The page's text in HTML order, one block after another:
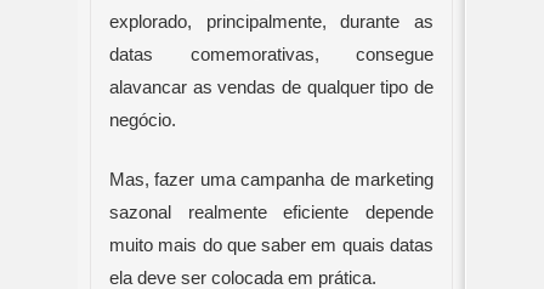
explorado, principalmente, durante as
datas comemorativas, consegue
alavancar as vendas de qualquer tipo de
negócio.
Mas, fazer uma campanha de marketing
sazonal realmente eficiente depende
muito mais do que saber em quais datas
ela deve ser colocada em prática.